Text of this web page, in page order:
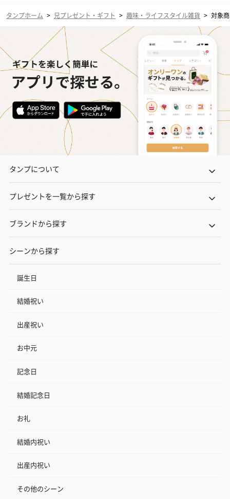
タンプホーム > 兄プレゼント・ギフト > 趣味・ライフスタイル雑貨 > 対象
タンプについて
プレゼントを一覧から探す
ブランドから探す
シーンから探す
誕生日
結婚祝い
出産祝い
お中元
記念日
結婚記念日
お礼
結婚内祝い
出産内祝い
その他のシーン